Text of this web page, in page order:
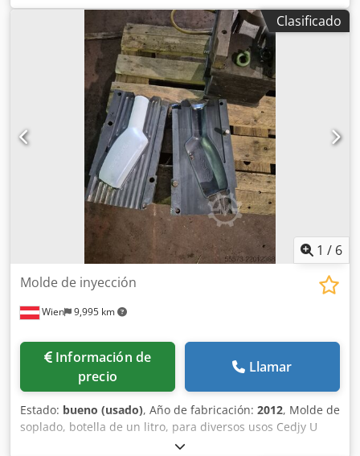
Clasificado
1 / 6
Wien 9,995 km
Molde de inyección
Información de
precio
Llamar
Estado: bueno (usado), Año de fabricación: 2012, Molde de
soplado, botella de un litro, para diversos usos Cedjy U